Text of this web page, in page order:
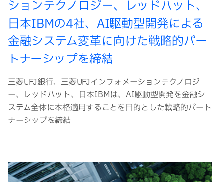
ションテクノロジー、レッドハット、
日本IBMの4社、AI駆動型開発による
金融システム変革に向けた戦略的パー
トナーシップを締結
三菱UFJ銀行、三菱UFJインフォメーションテクノロジ
ー、レッドハット、日本IBMは、AI駆動型開発を金融シ
ステム全体に本格適用することを目的とした戦略的パート
ナーシップを締結